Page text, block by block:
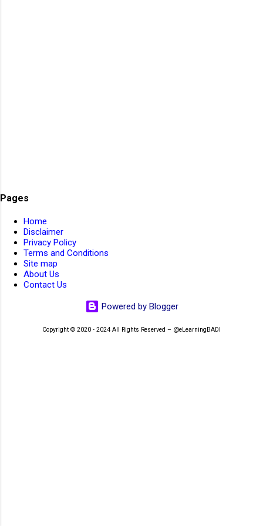
Pages
Home
Disclaimer
Privacy Policy
Terms and Conditions
Site map
About Us
Contact Us
Powered by Blogger
Copyright © 2020 - 2024 All Rights Reserved – @eLearningBADI